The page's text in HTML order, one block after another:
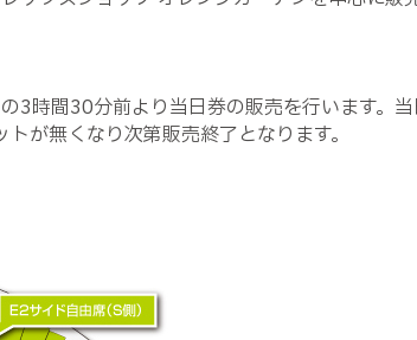
3時間30分前より当日券の販売を行います。
が無くなり次第販売終了となります。